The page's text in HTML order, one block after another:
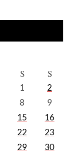
S S
1
2
8
9
15
16
22
23
29
30